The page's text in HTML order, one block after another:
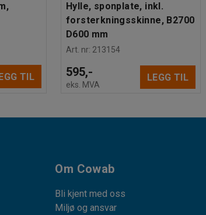
TIL
Hylle, sponplate, inkl.
forsterkningsskinne, B2700
D600 mm
Art. nr: 213154
595,-
eks. MVA
LEGG TIL
Om Cowab
Bli kjent med oss
Miljø og ansvar